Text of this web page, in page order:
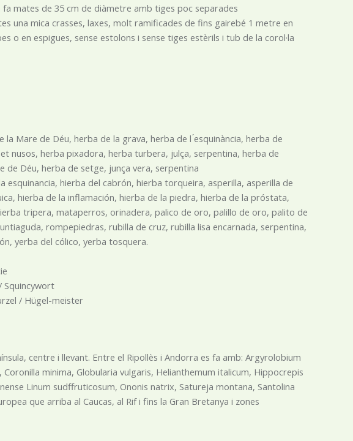
mates de 35 cm de diàmetre amb tiges poc separades
una mica crasses, laxes, molt ramificades de fins gairebé 1 metre en
o en espigues, sense estolons i sense tiges estèrils i tub de la corol·la
Mare de Déu, herba de la grava, herba de l ́esquinància, herba de
nusos, herba pixadora, herba turbera, julça, serpentina, herba de
de Déu, herba de setge, junça vera, serpentina
hierba del cabrón, hierba torqueira, asperilla, asperilla de
hierba de la inflamación, hierba de la piedra, hierba de la próstata,
tripera, mataperros, orinadera, palico de oro, palillo de oro, palito de
rompepiedras, rubilla de cruz, rubilla lisa encarnada, serpentina,
yerba del cólico, yerba tosquera.
Squincywort
/ Hügel-meister
centre i llevant. Entre el Ripollès i Andorra es fa amb: Argyrolobium
minima, Globularia vulgaris, Helianthemum italicum, Hippocrepis
Linum sudffruticosum, Ononis natrix, Satureja montana, Santolina
que arriba al Caucas, al Rif i fins la Gran Bretanya i zones